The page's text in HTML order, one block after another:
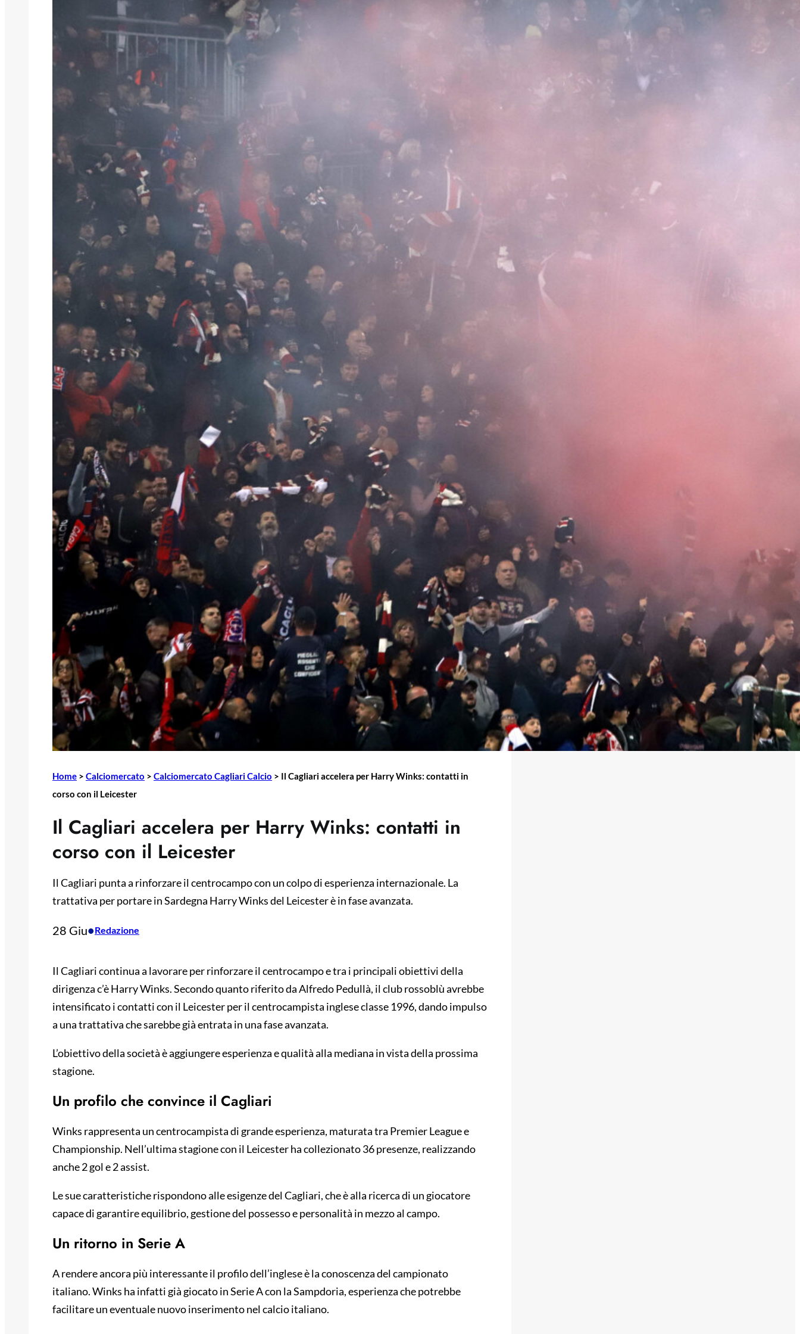
Home > Calciomercato > Calciomercato Cagliari Calcio > Il Cagliari accelera per Harry Winks: contatti in
corso con il Leicester
Il Cagliari accelera per Harry Winks: contatti in
corso con il Leicester
Il Cagliari punta a rinforzare il centrocampo con un colpo di esperienza internazionale. La
trattativa per portare in Sardegna Harry Winks del Leicester è in fase avanzata.
28 Giu•Redazione
Il Cagliari continua a lavorare per rinforzare il centrocampo e tra i principali obiettivi della
dirigenza c’è Harry Winks. Secondo quanto riferito da Alfredo Pedullà, il club rossoblù avrebbe
intensificato i contatti con il Leicester per il centrocampista inglese classe 1996, dando impulso
a una trattativa che sarebbe già entrata in una fase avanzata.
L’obiettivo della società è aggiungere esperienza e qualità alla mediana in vista della prossima
stagione.
Un profilo che convince il Cagliari
Winks rappresenta un centrocampista di grande esperienza, maturata tra Premier League e
Championship. Nell’ultima stagione con il Leicester ha collezionato 36 presenze, realizzando
anche 2 gol e 2 assist.
Le sue caratteristiche rispondono alle esigenze del Cagliari, che è alla ricerca di un giocatore
capace di garantire equilibrio, gestione del possesso e personalità in mezzo al campo.
Un ritorno in Serie A
A rendere ancora più interessante il profilo dell’inglese è la conoscenza del campionato
italiano. Winks ha infatti già giocato in Serie A con la Sampdoria, esperienza che potrebbe
facilitare un eventuale nuovo inserimento nel calcio italiano.
Giuseppe Aurelio al Cagliari,
accordo raggiunto con lo Spezia per
il terzino
6 Agosto 2026